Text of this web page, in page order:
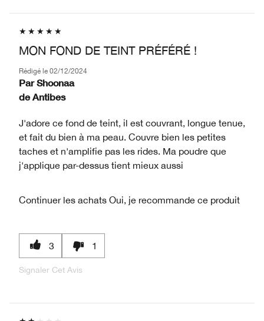
MON FOND DE TEINT PRÉFÉRÉ !
Rédigé le 02/12/2024
Par Shoonaa
de Antibes
J'adore ce fond de teint, il est couvrant, longue tenue,
et fait du bien à ma peau. Couvre bien les petites
taches et n'amplifie pas les rides. Ma poudre que
j'applique par-dessus tient mieux aussi
Continuer les achats Oui, je recommande ce produit
3 1
Signaler Cet Avis